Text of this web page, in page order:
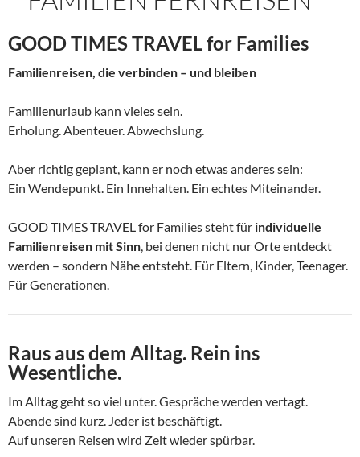
GOOD TIMES TRAVEL for Families
Familienreisen, die verbinden – und bleiben
Familienurlaub kann vieles sein.
Erholung. Abenteuer. Abwechslung.
Aber richtig geplant, kann er noch etwas anderes sein:
Ein Wendepunkt. Ein Innehalten. Ein echtes Miteinander.
GOOD TIMES TRAVEL for Families steht für individuelle
Familienreisen mit Sinn, bei denen nicht nur Orte entdeckt
werden – sondern Nähe entsteht. Für Eltern, Kinder, Teenager.
Für Generationen.
Raus aus dem Alltag. Rein ins
Wesentliche.
Im Alltag geht so viel unter. Gespräche werden vertagt.
Abende sind kurz. Jeder ist beschäftigt.
Auf unseren Reisen wird Zeit wieder spürbar.